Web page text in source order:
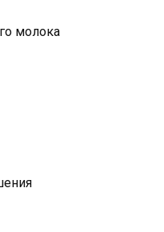
молока